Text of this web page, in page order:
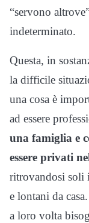
“servono
indeterminato.
Questa, in
la difficile
una cosa è
ad essere
una famiglia e
essere privati
ritrovandosi soli
e lontani da
a loro volta